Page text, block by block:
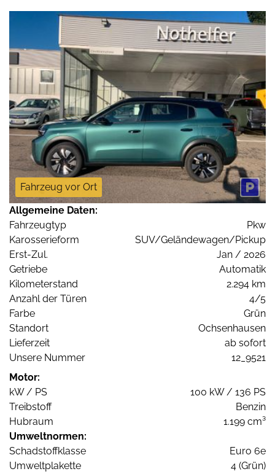
Fahrzeug vor Ort
Allgemeine Daten:
Fahrzeugtyp
Pkw
Karosserieform
SUV/Geländewagen/Pickup
Erst-Zul.
Jan / 2026
Getriebe
Automatik
Kilometerstand
2.294 km
Anzahl der Türen
4/5
Farbe
Grün
Standort
Ochsenhausen
Lieferzeit
ab sofort
Unsere Nummer
12_9521
Motor:
kW / PS
100 kW / 136 PS
Treibstoff
Benzin
Hubraum
1.199 cm³
Umweltnormen:
Schadstoffklasse
Euro 6e
Umweltplakette
4 (Grün)